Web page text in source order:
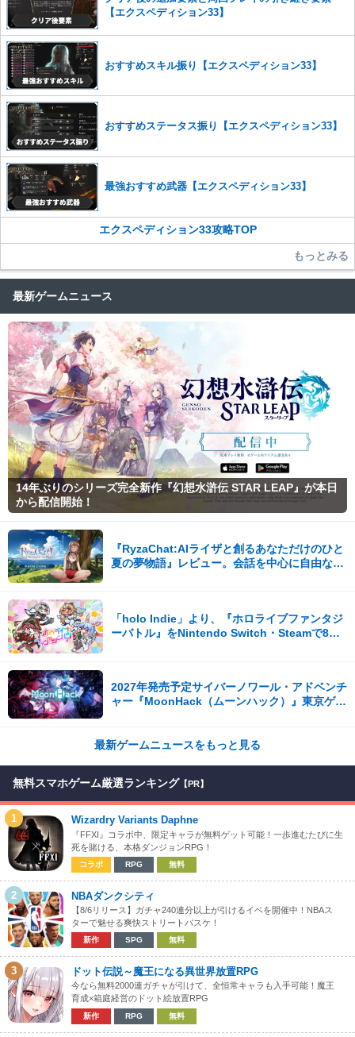
った場合は、法的措置をとらせていただく場合もございますので、あら
かじめご理解くださいませ。
【エクスペディション33】
おすすめスキル振り【エクスペディション33】
おすすめステータス振り【エクスペディション33】
最強おすすめ武器【エクスペディション33】
エクスペディション33攻略TOP
もっとみる
最新ゲームニュース
14年ぶりのシリーズ完全新作『幻想水滸伝 STAR LEAP』が本日
から配信開始！
『RyzaChat:AIライザと創るあなただけのひと
夏の夢物語』レビュー。会話を中心に自由な冒
「holo Indie」より、『ホロライブファンタジ
ーバトル』をNintendo Switch・Steamで8月7
2027年発売予定サイバーノワール・アドベンチ
ャー『MoonHack（ムーンハック）』東京ゲー
最新ゲームニュースをもっと見る
無料スマホゲーム厳選ランキング 【PR】
1 Wizardry Variants Daphne
『FFXI』コラボ中、限定キャラが無料ゲット可能！一歩進むたびに生
死を賭ける、本格ダンジョンRPG！
コラボ RPG 無料
2 NBAダンクシティ
【8/6リリース】ガチャ240連分以上が引けるイベを開催中！NBAス
ターで魅せる爽快ストリートバスケ！
新作 SPG 無料
3 ドット伝説～魔王になる異世界放置RPG
今なら無料2000連ガチャが引けて、全恒常キャラも入手可能！魔王
育成×箱庭経営のドット絵放置RPG
新作 RPG 無料